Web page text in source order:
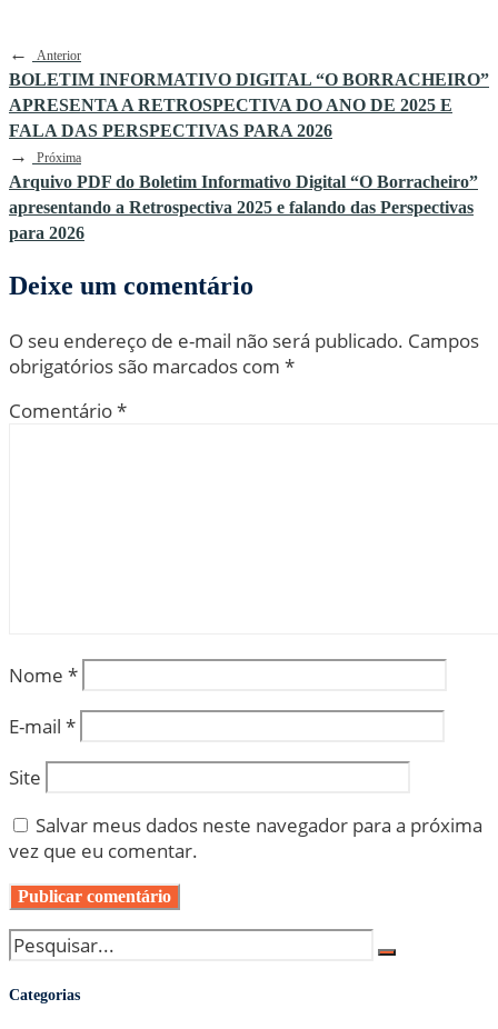
← Anterior
BOLETIM INFORMATIVO DIGITAL “O BORRACHEIRO”
APRESENTA A RETROSPECTIVA DO ANO DE 2025 E
FALA DAS PERSPECTIVAS PARA 2026
→ Próxima
Arquivo PDF do Boletim Informativo Digital “O Borracheiro”
apresentando a Retrospectiva 2025 e falando das Perspectivas
para 2026
Deixe um comentário
O seu endereço de e-mail não será publicado. Campos
obrigatórios são marcados com *
Comentário*
Nome *
E-mail *
Site
Salvar meus dados neste navegador para a próxima
vez que eu comentar.
Categorias